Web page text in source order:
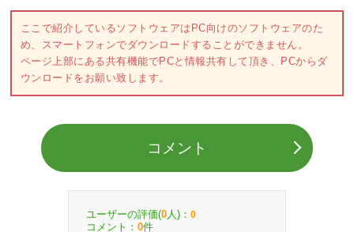
ここで紹介しているソフトウェアはPC向けのソフトウェアのた
め、スマートフォンでダウンロードすることができません。
ページ上部にある共有機能でPCと情報共有して頂き、PCからダ
ウンロードをお願い致します。
コメント
ユーザーの評価(0 人)： 0
コメント： 0件